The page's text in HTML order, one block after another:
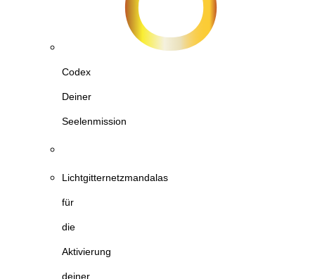
Codex
Deiner
Seelenmission
Lichtgitternetzmandalas
für
die
Aktivierung
deiner